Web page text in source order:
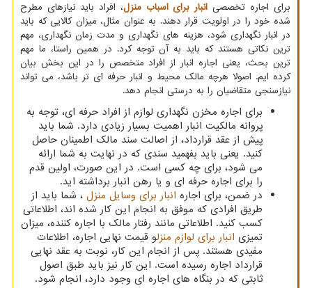
برای اجاره تخصصی انبار برای اسباب منزل، افراد باید نیازهای مطرح
شده خود را در اولویت قرار دهند. به عنوان مثال، میزان کالایی که باید
در انبار نگهداری شود، هزینه های نگهداری و مدت زمان نگهداری، مهم
ترین نکاتی هستند که باید به آن توجه کرد. در همین راستا، ما مهم
ترین بحث، یعنی اجاره انبار از افراد متخصص را در این بخش بیان
کرده ایم. اصولا هرچه مالک محیط و انبار حرفه ای تر باشد، می تواند
نیازسنجی متقاضیان را به درستی انجام دهد.
برای اجاره مخزن نگهداری لوازم از افراد حرفه ای، توجه به
پروانه مالکیت انبار اهمیت بسیار زیادی دارد. شما باید
پیش از عقد قرارداد، از اصالت سند مالک اطمینان حاصل
کنید. یعنی باید بفهمید سندی که در نهایت به شما ارائه
می شود، برای چه کسی است. در این صورت، اولین قدم
را برای اجاره حرفه ای و یا رهن انبار برداشته اید.
در ضمن، برای اجاره انبار برای وسایل منزل ، شما باید از
طریق افرادی که موفق به انجام این کار شده اند، اطلاعاتی
کسب کنید. اطلاعاتی مانند رفتار مالک با اجاره کننده، میزان
تمیزی انبار برای لوازم منزلو قیمت نهایی اجاره، اطلاعات
مفیدی هستند. پس از انجام این کار، نوبت به عقد نهایی
قرارداد اجاره رسیده است. این کار نیز باید طبق اصول
ثابتی که در بنگاه های اجاره ای وجود دارد، انجام شود.